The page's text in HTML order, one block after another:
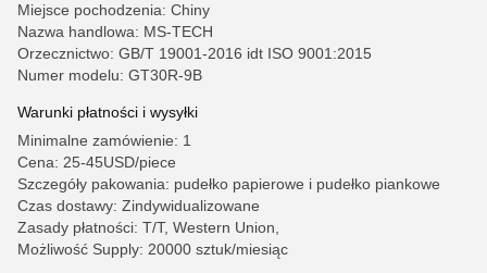
Miejsce pochodzenia: Chiny
Nazwa handlowa: MS-TECH
Orzecznictwo: GB/T 19001-2016 idt ISO 9001:2015
Numer modelu: GT30R-9B
Warunki płatności i wysyłki
Minimalne zamówienie: 1
Cena: 25-45USD/piece
Szczegóły pakowania: pudełko papierowe i pudełko piankowe
Czas dostawy: Zindywidualizowane
Zasady płatności: T/T, Western Union,
Możliwość Supply: 20000 sztuk/miesiąc